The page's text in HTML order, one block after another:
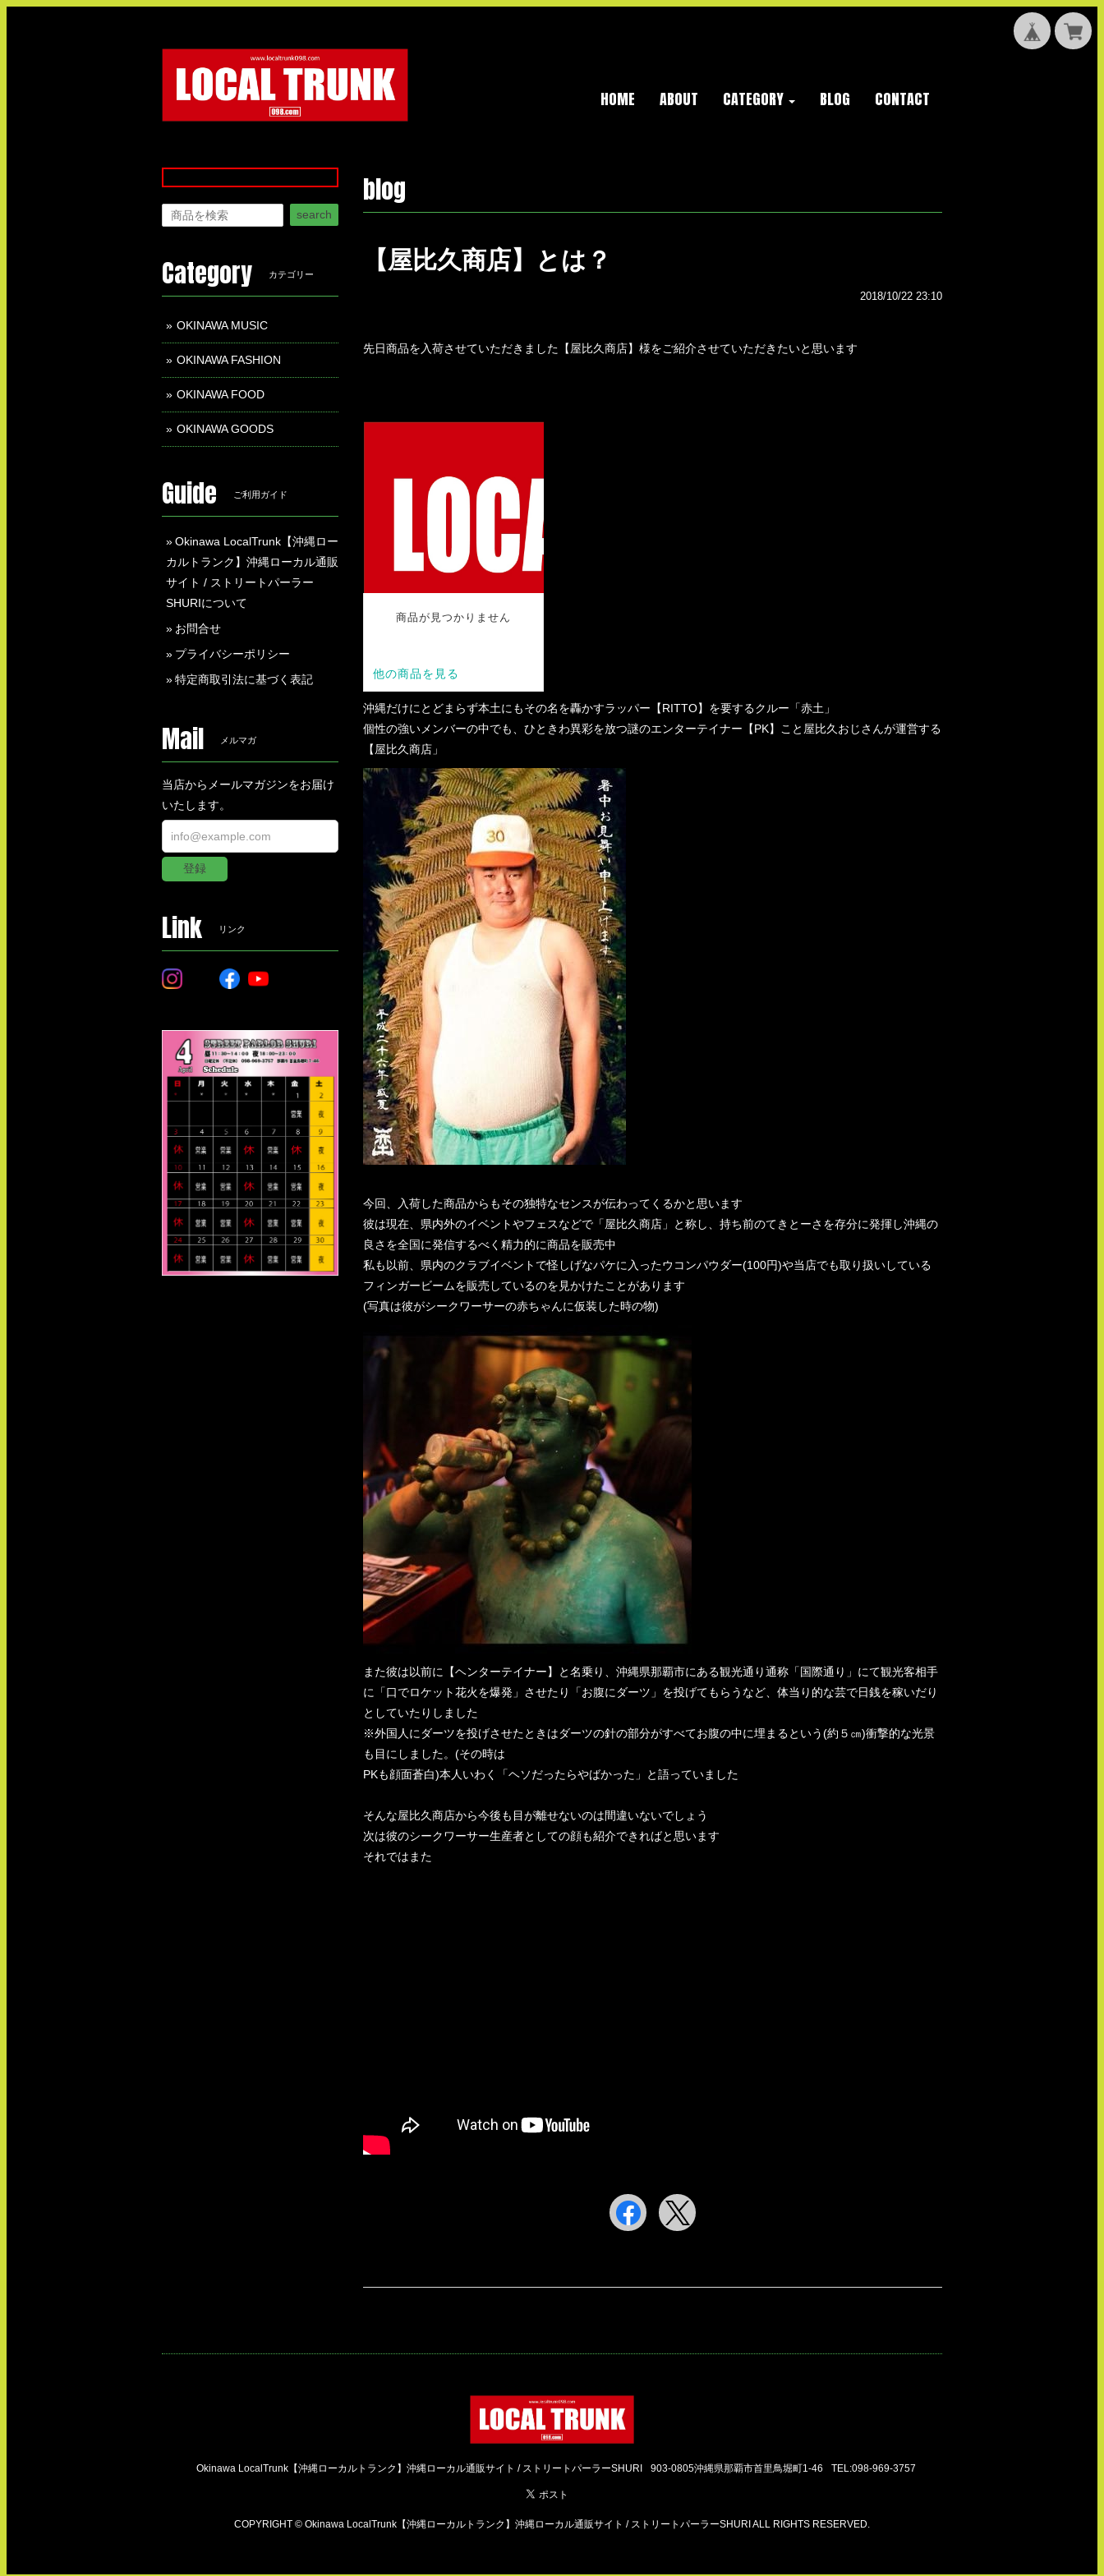
HOME ABOUT CATEGORY BLOG CONTACT
blog
【屋比久商店】とは？
2018/10/22 23:10
先日商品を入荷させていただきました【屋比久商店】様をご紹介させていただきたいと思います
沖縄だけにとどまらず本土にもその名を轟かすラッパー【RITTO】を要するクルー「赤土」
個性の強いメンバーの中でも、ひときわ異彩を放つ謎のエンターテイナー【PK】こと屋比久おじさんが運営する
【屋比久商店」
今回、入荷した商品からもその独特なセンスが伝わってくるかと思います
彼は現在、県内外のイベントやフェスなどで「屋比久商店」と称し、持ち前のてきとーさを存分に発揮し沖縄の
良さを全国に発信するべく精力的に商品を販売中
私も以前、県内のクラブイベントで怪しげなパケに入ったウコンパウダー(100円)や当店でも取り扱いしている
フィンガービームを販売しているのを見かけたことがあります
(写真は彼がシークワーサーの赤ちゃんに仮装した時の物)
また彼は以前に【ヘンターテイナー】と名乗り、沖縄県那覇市にある観光通り通称「国際通り」にて観光客相手
に「口でロケット花火を爆発」させたり「お腹にダーツ」を投げてもらうなど、体当り的な芸で日銭を稼いだり
としていたりしました
※外国人にダーツを投げさせたときはダーツの針の部分がすべてお腹の中に埋まるという(約５㎝)衝撃的な光景
も目にしました。(その時は
PKも顔面蒼白)本人いわく「ヘソだったらやばかった」と語っていました
そんな屋比久商店から今後も目が離せないのは間違いないでしょう
次は彼のシークワーサー生産者としての顔も紹介できればと思います
それではまた
search
Category カテゴリー
OKINAWA MUSIC
OKINAWA FASHION
OKINAWA FOOD
OKINAWA GOODS
Guide ご利用ガイド
Okinawa LocalTrunk【沖縄ロー
カルトランク】沖縄ローカル通販
サイト / ストリートパーラー
SHURIについて
お問合せ
プライバシーポリシー
特定商取引法に基づく表記
Mail メルマガ
当店からメールマガジンをお届け
いたします。
登録
Link リンク
Okinawa LocalTrunk【沖縄ローカルトランク】沖縄ローカル通販サイト / ストリートパーラーSHURI 903-0805沖縄県那覇市首里鳥堀町1-46 TEL:098-969-3757
COPYRIGHT © Okinawa LocalTrunk【沖縄ローカルトランク】沖縄ローカル通販サイト / ストリートパーラーSHURI ALL RIGHTS RESERVED.